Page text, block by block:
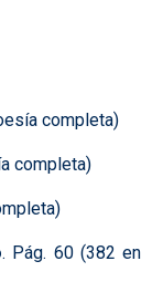
completa)
completa)
. Pág. 60 (382 en